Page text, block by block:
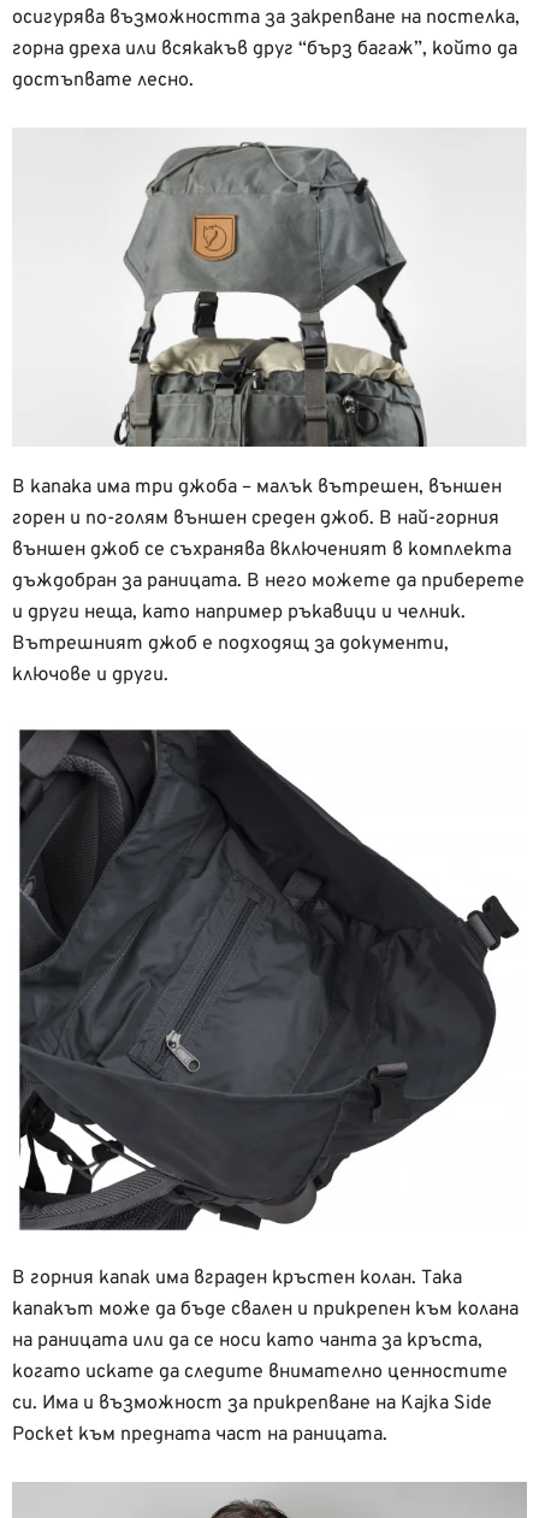
осигурява възможността за закрепване на постелка,
горна дреха или всякакъв друг “бърз багаж”, който да
достъпвате лесно.
В капака има три джоба – малък вътрешен, външен
горен и по-голям външен среден джоб. В най-горния
външен джоб се съхранява включеният в комплекта
дъждобран за раницата. В него можете да приберете
и други неща, като например ръкавици и челник.
Вътрешният джоб е подходящ за документи,
ключове и други.
В горния капак има вграден кръстен колан. Така
капакът може да бъде свален и прикрепен към колана
на раницата или да се носи като чанта за кръста,
когато искате да следите внимателно ценностите
си. Има и възможност за прикрепване на Kajka Side
Pocket към предната част на раницата.